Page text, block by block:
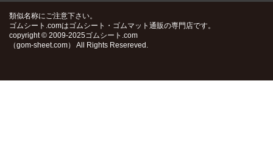
類似名称にご注意下さい。
ゴムシート.comはゴムシート・ゴムマット通販の専門店です。
copyright © 2009-2025ゴムシート.com
（gom-sheet.com） All Rights Resereved.